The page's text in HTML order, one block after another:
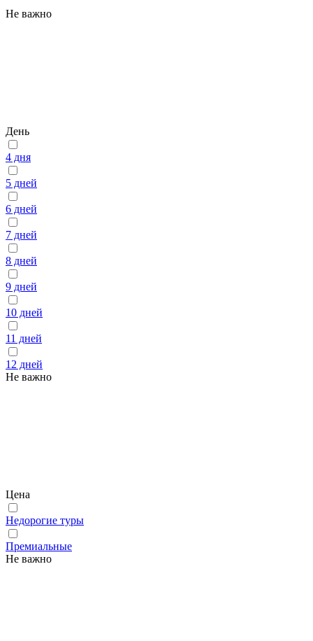
Не важно
День
4 дня
5 дней
6 дней
7 дней
8 дней
9 дней
10 дней
11 дней
12 дней
Не важно
Цена
Недорогие туры
Премиальные
Не важно